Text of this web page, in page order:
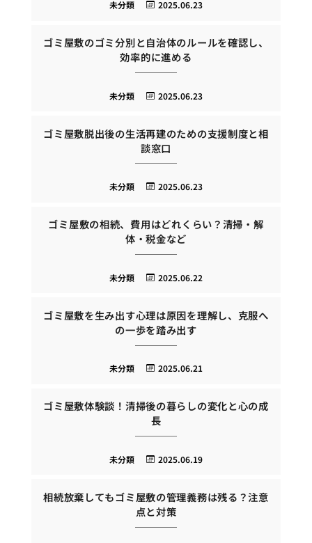
2025.06.23
未分類
ゴミ屋敷のゴミ分別と自治体のルールを確認し、
効率的に進める
2025.06.23
未分類
ゴミ屋敷脱出後の生活再建のための支援制度と相
談窓口
2025.06.23
未分類
ゴミ屋敷の相続、費用はどれくらい？清掃・解
体・税金など
2025.06.22
未分類
ゴミ屋敷を生み出す心理は原因を理解し、克服へ
の一歩を踏み出す
2025.06.21
未分類
ゴミ屋敷体験談！清掃後の暮らしの変化と心の成
長
2025.06.19
未分類
相続放棄してもゴミ屋敷の管理義務は残る？注意
点と対策